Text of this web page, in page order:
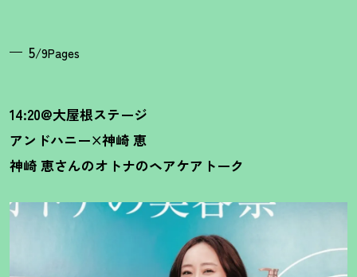
5/9Pages
14:20@大屋根ステージ
アンドハニー×神崎 恵
神崎 恵さんのオトナのヘアケアトーク